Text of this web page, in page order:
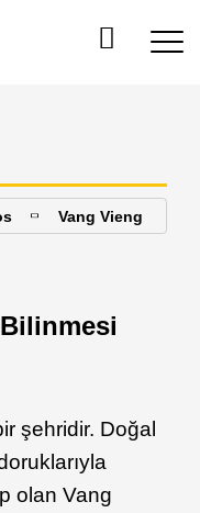
Vang Vieng
şehridir. Doğal
olan Vang